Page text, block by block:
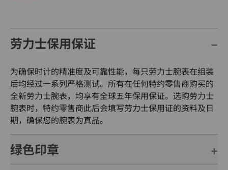
劳力士保用保证
为确保时计的精准度及可靠性能，每只劳力士腕表在组装
后均经过一系列严格测试。所有在任何特约零售商购买的
全新劳力士腕表，均享有全球五年保用保证。选购劳力士
腕表时，特约零售商此后会填写劳力士保用证的资料及日
期，确保您的腕表为真品。
绿色印章